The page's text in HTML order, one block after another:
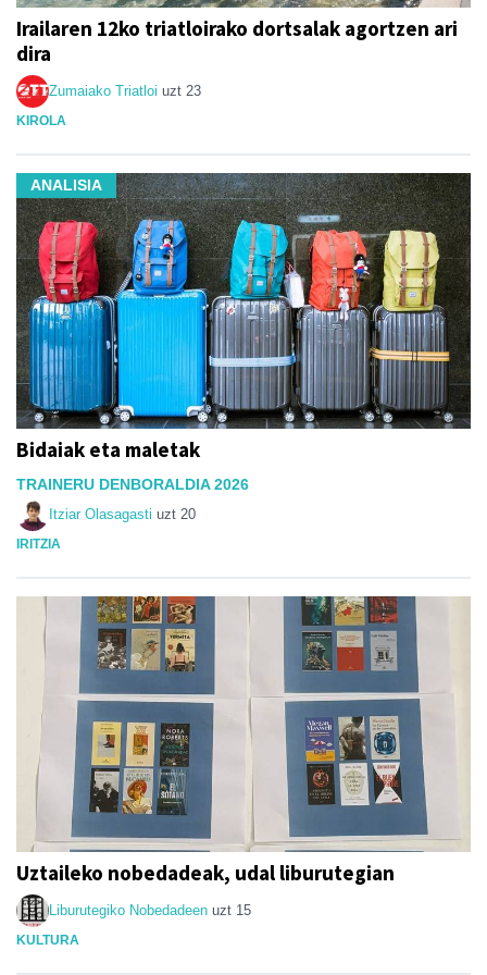
Irailaren 12ko triatloirako dortsalak agortzen ari
dira
Zumaiako Triatloi uzt 23
KIROLA
ANALISIA
Bidaiak eta maletak
TRAINERU DENBORALDIA 2026
Itziar Olasagasti uzt 20
IRITZIA
Uztaileko nobedadeak, udal liburutegian
Liburutegiko Nobedadeen uzt 15
KULTURA